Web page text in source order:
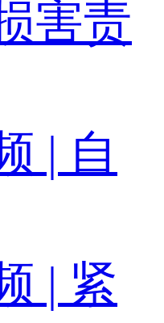
害责
| 自
| 紧